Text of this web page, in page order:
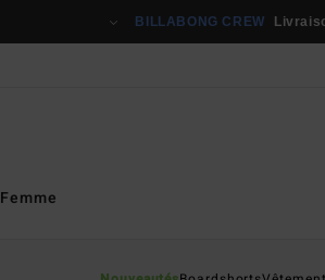
BILLABONG CREW
Femme